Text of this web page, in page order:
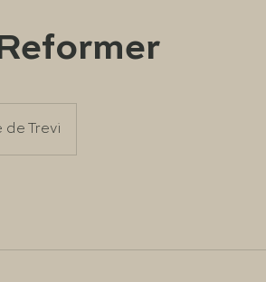
de Trevi